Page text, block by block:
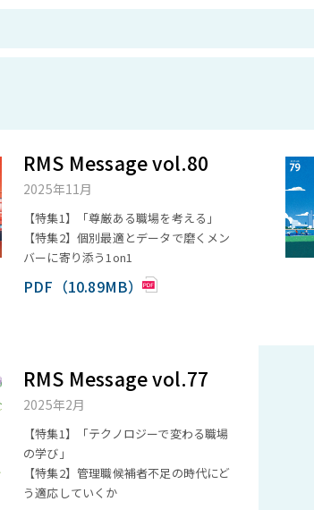
RMS Message vol.80
2025年11月
【特集1】「尊厳ある職場を考える」
【特集2】個別最適とデータで磨くメン
バーに寄り添う1on1
PDF（10.89MB）
RMS Message vol.77
2025年2月
【特集1】「テクノロジーで変わる職場
の学び」
【特集2】管理職候補者不足の時代にど
う適応していくか